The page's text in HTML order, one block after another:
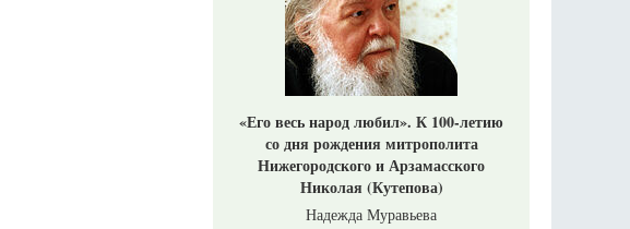
«Его весь народ любил». К 100-летию
со дня рождения митрополита
Нижегородского и Арзамасского
Николая (Кутепова)
Надежда Муравьева